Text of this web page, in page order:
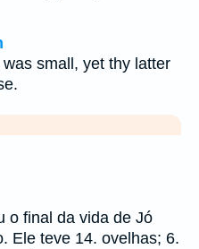
small, yet thy latter
o final da vida de Jó
Ele teve 14. ovelhas; 6.